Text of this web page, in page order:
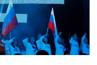
и
и